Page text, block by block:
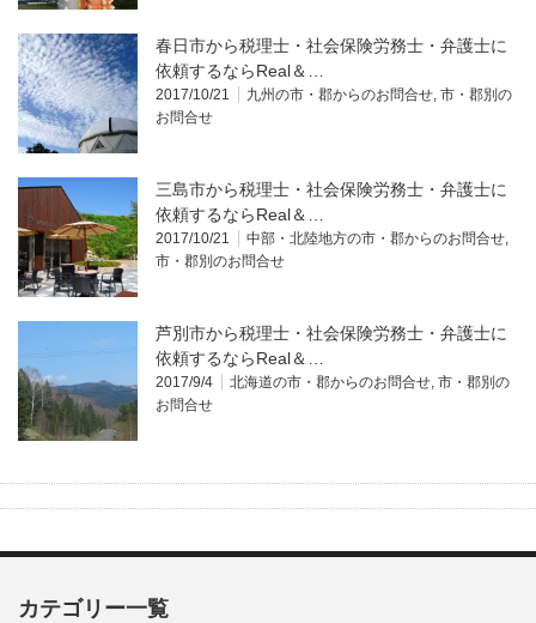
春日市から税理士・社会保険労務士・弁護士に
依頼するならReal＆…
2017/10/21 九州の市・郡からのお問合せ, 市・郡別の
お問合せ
三島市から税理士・社会保険労務士・弁護士に
依頼するならReal＆…
2017/10/21 中部・北陸地方の市・郡からのお問合せ,
市・郡別のお問合せ
芦別市から税理士・社会保険労務士・弁護士に
依頼するならReal＆…
2017/9/4 北海道の市・郡からのお問合せ, 市・郡別の
お問合せ
カテゴリー一覧